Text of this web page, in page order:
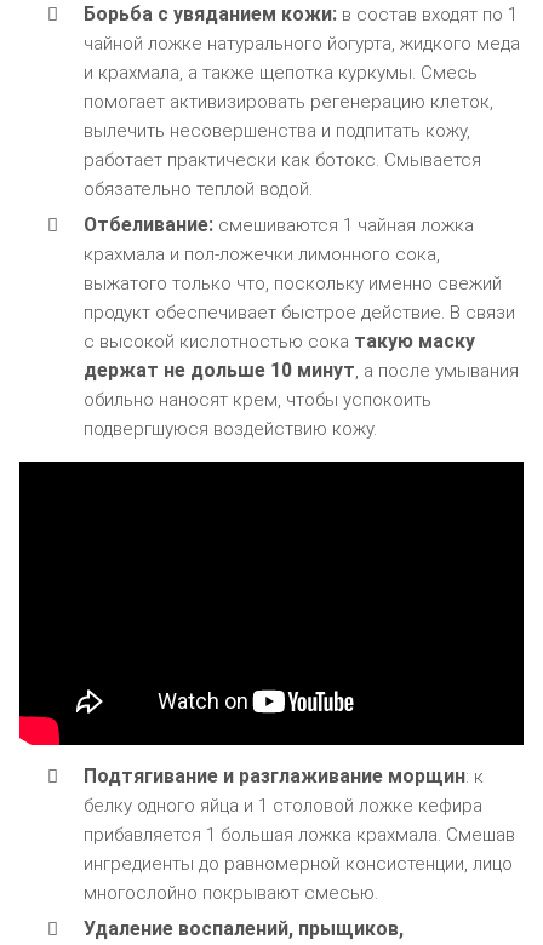
Борьба с увяданием кожи:в состав входят по 1
чайной ложке натурального йогурта, жидкого меда
и крахмала, а также щепотка куркумы. Смесь
помогает активизировать регенерацию клеток,
вылечить несовершенства и подпитать кожу,
работает практически как ботокс. Смывается
обязательно теплой водой.
Отбеливание:смешиваются 1 чайная ложка
крахмала и пол-ложечки лимонного сока,
выжатого только что, поскольку именно свежий
продукт обеспечивает быстрое действие. В связи
с высокой кислотностью сока такую маску
держат не дольше 10 минут , а после умывания
обильно наносят крем, чтобы успокоить
подвергшуюся воздействию кожу.
Подтягивание и разглаживание морщин: к
белку одного яйца и 1 столовой ложке кефира
прибавляется 1 большая ложка крахмала. Смешав
ингредиенты до равномерной консистенции, лицо
многослойно покрывают смесью.
Удаление воспалений, прыщиков,